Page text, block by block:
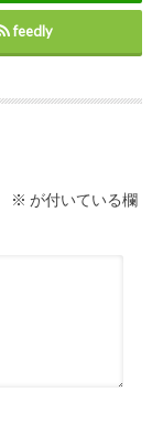
feedly
※ が付いている欄